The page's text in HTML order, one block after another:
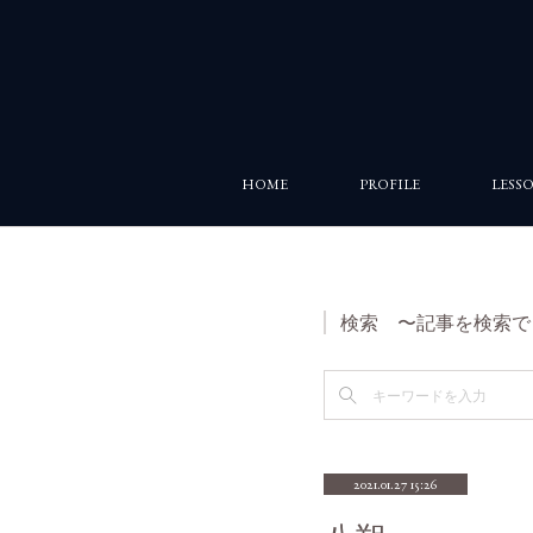
HOME PROFILE
検索 〜記事を検索で
2021.01.27 15:26